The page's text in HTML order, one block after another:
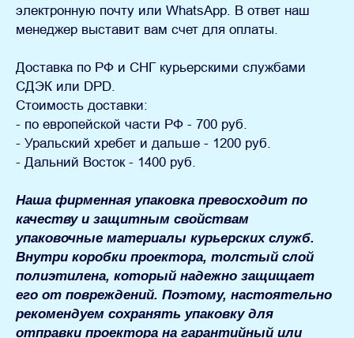
электронную почту или WhatsApp. В ответ наш
менеджер выставит вам счет для оплаты.
Доставка по РФ и СНГ курьерскими службами
СДЭК или DPD.
Стоимость доставки:
- по европейской части РФ - 700 руб.
- Уральский хребет и дальше - 1200 руб.
- Дальний Восток - 1400 руб.
Наша фирменная упаковка превосходит по
качеству и защитным свойствам
упаковочные материалы курьерских служб.
Внутри коробки проектора, толстый слой
полиэтилена, который надежно защищает
его от повреждений. Поэтому, настоятельно
рекомендуем сохранять упаковку для
отправки проектора на гарантийный или